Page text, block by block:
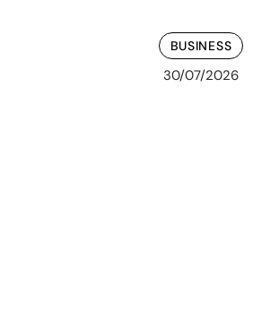
BUSINESS
30/07/2026